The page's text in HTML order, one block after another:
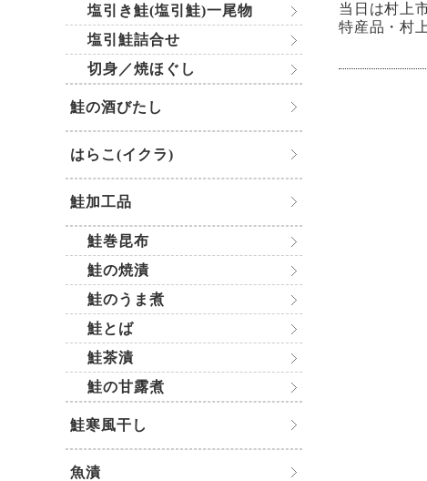
当日は村上
特産品・村
塩引き鮭(塩引鮭)一尾物
塩引鮭詰合せ
切身／焼ほぐし
鮭の酒びたし
はらこ(イクラ)
鮭加工品
鮭巻昆布
鮭の焼漬
鮭のうま煮
鮭とば
鮭茶漬
鮭の甘露煮
鮭寒風干し
魚漬